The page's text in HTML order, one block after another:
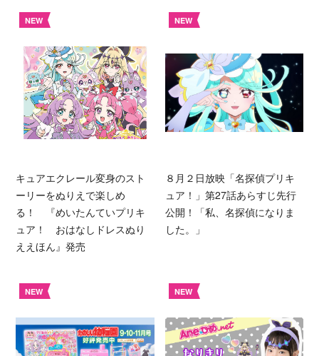
NEW
キュアエクレール変身のスト
ーリーをぬりえで楽しめ
る！ 『めいたんていプリキ
ュア！ おはなしドレスぬり
ええほん』発売
NEW
８月２日放映「名探偵プリキ
ュア！」第27話あらすじ先行
公開！「私、名探偵になりま
した。」
NEW NEW